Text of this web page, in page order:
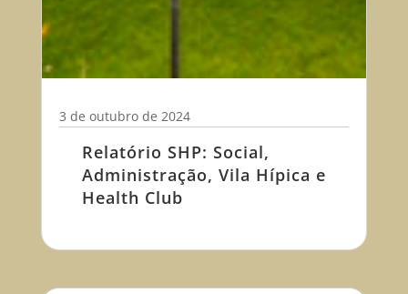
Relatório SHP: Social,
Administração, Vila Hípica e
Health Club
3 de outubro de 2024